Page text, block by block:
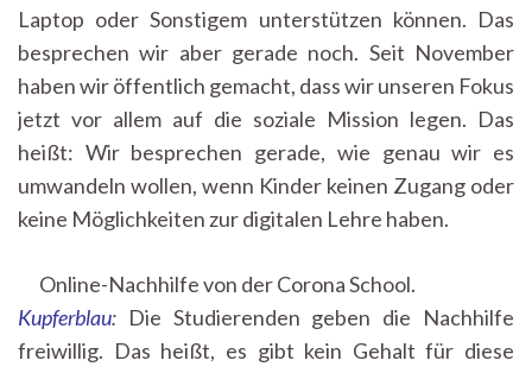
Laptop oder Sonstigem unterstützen können. Das
besprechen wir aber gerade noch. Seit November
haben wir öffentlich gemacht, dass wir unseren Fokus
jetzt vor allem auf die soziale Mission legen. Das
heißt: Wir besprechen gerade, wie genau wir es
umwandeln wollen, wenn Kinder keinen Zugang oder
keine Möglichkeiten zur digitalen Lehre haben.
Online-Nachhilfe von der Corona School.
Kupferblau: Die Studierenden geben die Nachhilfe
freiwillig. Das heißt, es gibt kein Gehalt für diese